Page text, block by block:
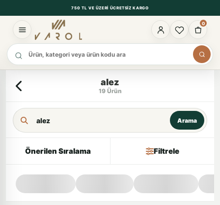
750 TL VE ÜZERI ÜCRETSIZ KARGO
0
Ürün ara
alez
19 Ürün
Arama Kriteri
Arama
Önerilen Sıralama Filtrele